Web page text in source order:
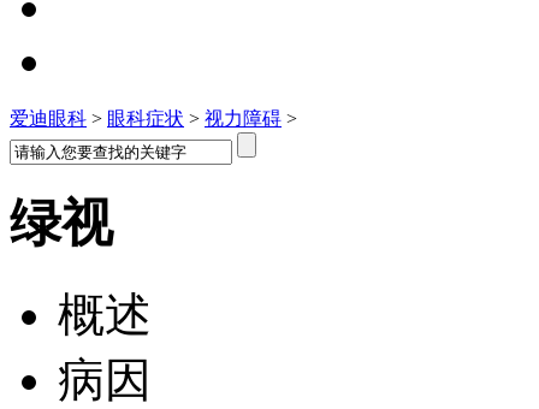
爱迪眼科 > 眼科症状 > 视力障碍 >
绿视
概述
病因